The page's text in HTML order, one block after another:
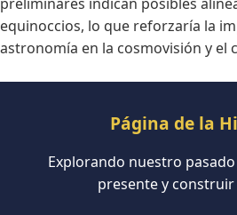
equinoccios, lo que reforzaría la
astronomía en la cosmovisión y el
Página de la
Explorando nuestro
presente y